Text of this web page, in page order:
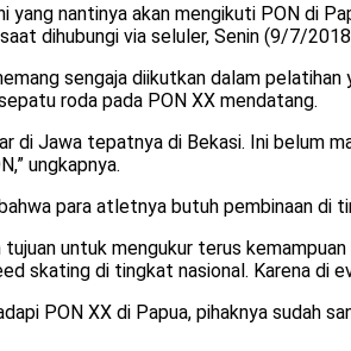
yang nantinya akan mengikuti PON di
dihubungi via seluler, Senin (9/7/
sengaja diikutkan dalam
roda pada PON XX mendatang.
di Jawa tepatnya di Bekasi. Ini belum
ungkapnya.
para atletnya butuh pembinaan di
untuk mengukur terus
skating di tingkat nasional. Karena di
PON XX di Papua, pihaknya sudah